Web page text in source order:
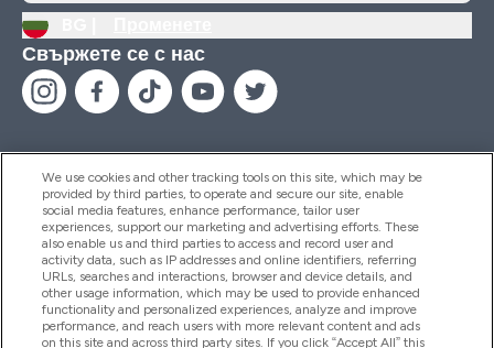
Свържете се с нас
Помощ И Информация
Продукти
We use cookies and other tracking tools on this site, which may be
provided by third parties, to operate and secure our site, enable
social media features, enhance performance, tailor user
experiences, support our marketing and advertising efforts. These
also enable us and third parties to access and record user and
activity data, such as IP addresses and online identifiers, referring
URLs, searches and interactions, browser and device details, and
other usage information, which may be used to provide enhanced
functionality and personalized experiences, analyze and improve
performance, and reach users with more relevant content and ads
on this site and across third party sites. If you click “Accept All” this